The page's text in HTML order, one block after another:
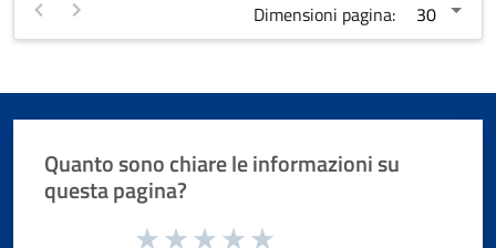
Dimensioni pagina:
Quanto sono chiare le informazioni su
questa pagina?
Valuta da 1 a 5 stelle la pagina